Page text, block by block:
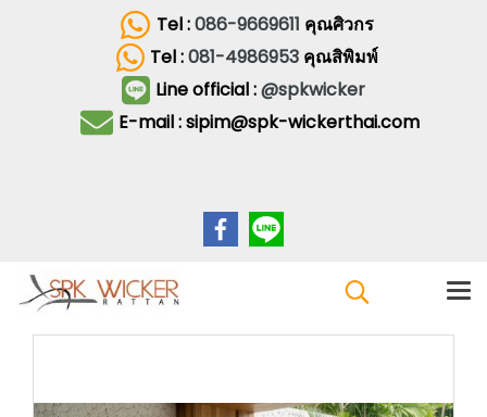
Tel :086-9669611 คุณศิวกร
Tel :081-4986953 คุณสิพิมพ์
Line official :@spkwicker
E-mail : sipim@spk-wickerthai.com